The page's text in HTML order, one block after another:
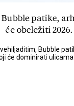
patike,
će obeležiti 2026.
Bubble
će dominirati